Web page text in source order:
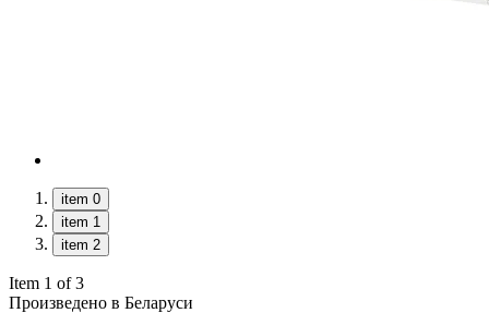
item 0
item 1
item 2
Item 1 of 3
Произведено в Беларуси